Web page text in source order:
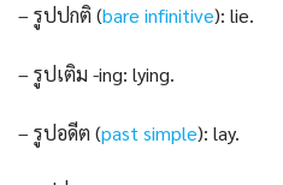
– รูปปกติ (bare infinitive): lie.
– รูปเติม -ing: lying.
– รูปอดีต (past simple): lay.